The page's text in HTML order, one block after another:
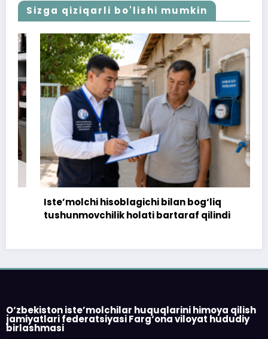
Sizga qiziqarli bo'lishi mumkin
Iste’molchi hisoblagichi bilan bog‘liq
tushunmovchilik holati bartaraf qilindi
O‘zbekiston iste’molchilar huquqlarini himoya qilish
jamiyatlari federatsiyasi Farg‘ona viloyat hududiy
birlashmasi